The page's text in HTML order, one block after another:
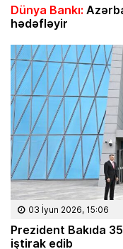
Dünya Bankı:
hədəfləyir
03 İyun 2026, 15:06
Prezident Bakıda
iştirak edib